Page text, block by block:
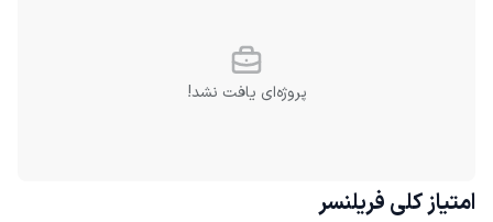
پروژه‌ای یافت نشد!
امتیاز کلی فریلنسر